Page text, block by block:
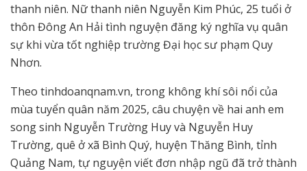
thanh niên. Nữ thanh niên Nguyễn Kim Phúc, 25 tuổi ở
thôn Đông An Hải tình nguyện đăng ký nghĩa vụ quân
sự khi vừa tốt nghiệp trường Đại học sư phạm Quy
Nhơn.
Theo tinhdoanqnam.vn, trong không khí sôi nổi của
mùa tuyển quân năm 2025, câu chuyện về hai anh em
song sinh Nguyễn Trường Huy và Nguyễn Huy
Trường, quê ở xã Bình Quý, huyện Thăng Bình, tỉnh
Quảng Nam, tự nguyện viết đơn nhập ngũ đã trở thành